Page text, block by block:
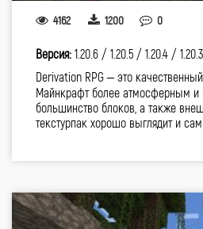
4162 1200 0
Версия: 1.20.6 / 1.20.5 / 1.20.4 /
Derivation RPG – это
Майнкрафт более атмосферным
большинство блоков, а также
текстурпак хорошо выглядит и